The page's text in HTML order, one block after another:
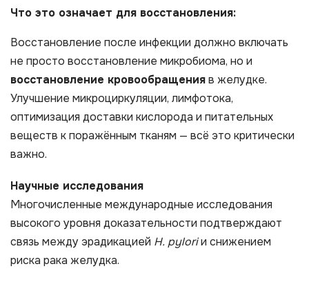
Что это означает для восстановления:
Восстановление после инфекции должно включать
не просто восстановление микробиома, но и
восстановление кровообращенияв желудке.
Улучшение микроциркуляции, лимфотока,
оптимизация доставки кислорода и питательных
веществ к поражённым тканям — всё это критически
важно.
Научные исследования
Многочисленные международные исследования
высокого уровня доказательности подтверждают
связь между эрадикацией H. pyloriи снижением
риска рака желудка.